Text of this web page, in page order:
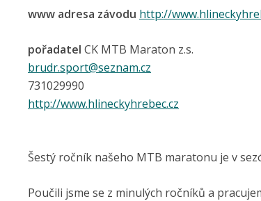
www adresa závodu http://
pořadatel CK MTB Maraton z.s.
brudr.sport@seznam.cz
731029990
http://www.hlineckyhrebec.cz
Šestý ročník našeho MTB maratonu je v
Poučili jsme se z minulých ročníků a